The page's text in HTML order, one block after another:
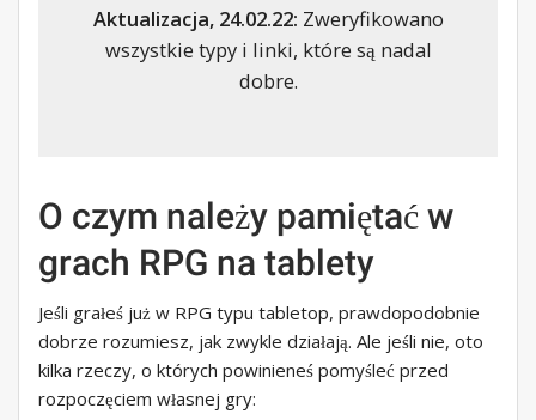
Aktualizacja, 24.02.22: Zweryfikowano
wszystkie typy i linki, które są nadal
dobre.
O czym należy pamiętać w
grach RPG na tablety
Jeśli grałeś już w RPG typu tabletop, prawdopodobnie
dobrze rozumiesz, jak zwykle działają. Ale jeśli nie, oto
kilka rzeczy, o których powinieneś pomyśleć przed
rozpoczęciem własnej gry: